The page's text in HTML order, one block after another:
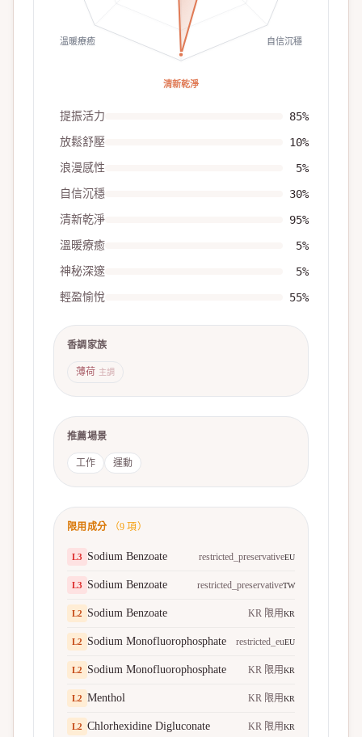
自信沉穩
清新乾淨
溫暖療癒
提振活力 85%
放鬆舒壓 10%
浪漫感性 5%
自信沉穩 30%
清新乾淨 95%
溫暖療癒 5%
神秘深邃 5%
輕盈愉悅 55%
香調家族
薄荷 主調
推薦場景
工作 運動
限用成分 （9 項）
L3 Sodium Benzoate restricted_preservativeEU
L3 Sodium Benzoate restricted_preservativeTW
L2 Sodium Benzoate KR 限用KR
L2 Sodium Monofluorophosphate restricted_euEU
L2 Sodium Monofluorophosphate KR 限用KR
L2 Menthol KR 限用KR
L2 Chlorhexidine Digluconate KR 限用KR